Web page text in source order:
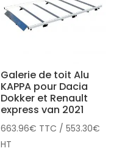
Galerie de toit Alu
KAPPA pour Dacia
Dokker et Renault
express van 2021
663.96€ TTC /553.30€
HT